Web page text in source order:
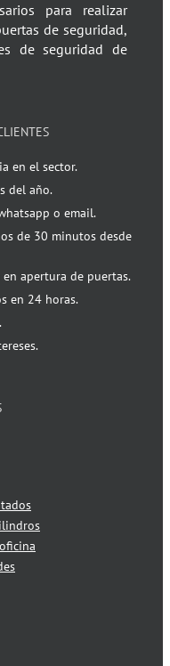
para realizar
de seguridad,
de seguridad de
en el sector.
del año.
o email.
de 30 minutos desde
apertura de puertas.
en 24 horas.